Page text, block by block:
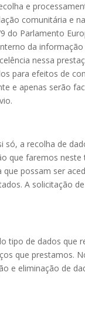
e
comunitária e
do Parlamento
da
nessa
para efeitos de
e apenas serão
só, a recolha de
que faremos
possam ser
A solicitação
tipo de dados
que prestamos.
e eliminação de